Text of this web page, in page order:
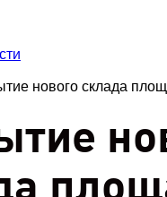
нового склада